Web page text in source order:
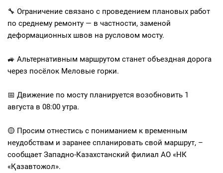
🔧 Ограничение связано с проведением плановых работ
по среднему ремонту — в частности, заменой
деформационных швов на русловом мосту.
🚙 Альтернативным маршрутом станет объездная дорога
через посёлок Меловые горки.
📅 Движение по мосту планируется возобновить 1
августа в 08:00 утра.
🟡 Просим отнестись с пониманием к временным
неудобствам и заранее спланировать свой маршрут, –
сообщает Западно-Казахстанский филиал АО «НК
«Қазавтожол».